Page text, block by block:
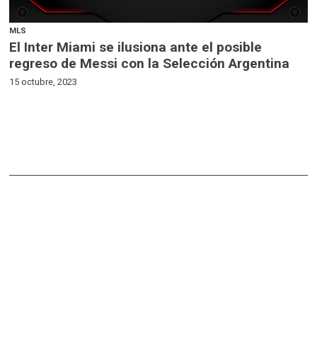
MLS
El Inter Miami se ilusiona ante el posible
regreso de Messi con la Selección Argentina
15 octubre, 2023